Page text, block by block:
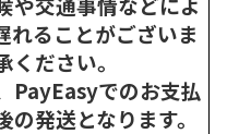
れることがございま
ださい。
PayEasyでのお支払
発送となります。